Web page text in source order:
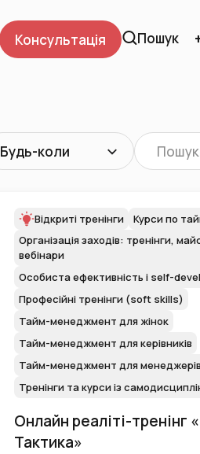
Консультація Пошук
Будь-коли
Відкриті тренінги
Курси по
Організація заходів: тренінги,
вебінари
Особиста ефективність і self-
Професійні тренінги (soft skills)
Тайм-менеджмент для жінок
Тайм-менеджмент для керівників
Тайм-менеджмент для
Тренінги та курси із
Онлайн реаліті-тренінг
Тактика»